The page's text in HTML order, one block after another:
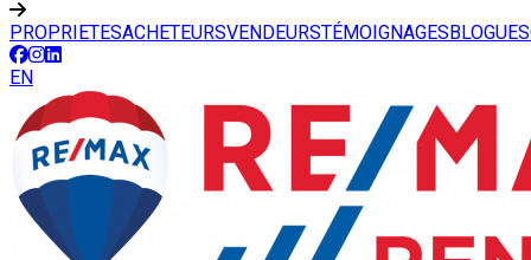
PROPRIETESACHETEURSVENDEURSTÉMOIGNAGESBLOGUES
EN